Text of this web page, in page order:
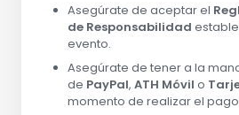
Asegúrate de aceptar el
de Responsabilidad
evento.
Asegúrate de tener a la
de PayPal, ATH Móvil o
momento de realizar el